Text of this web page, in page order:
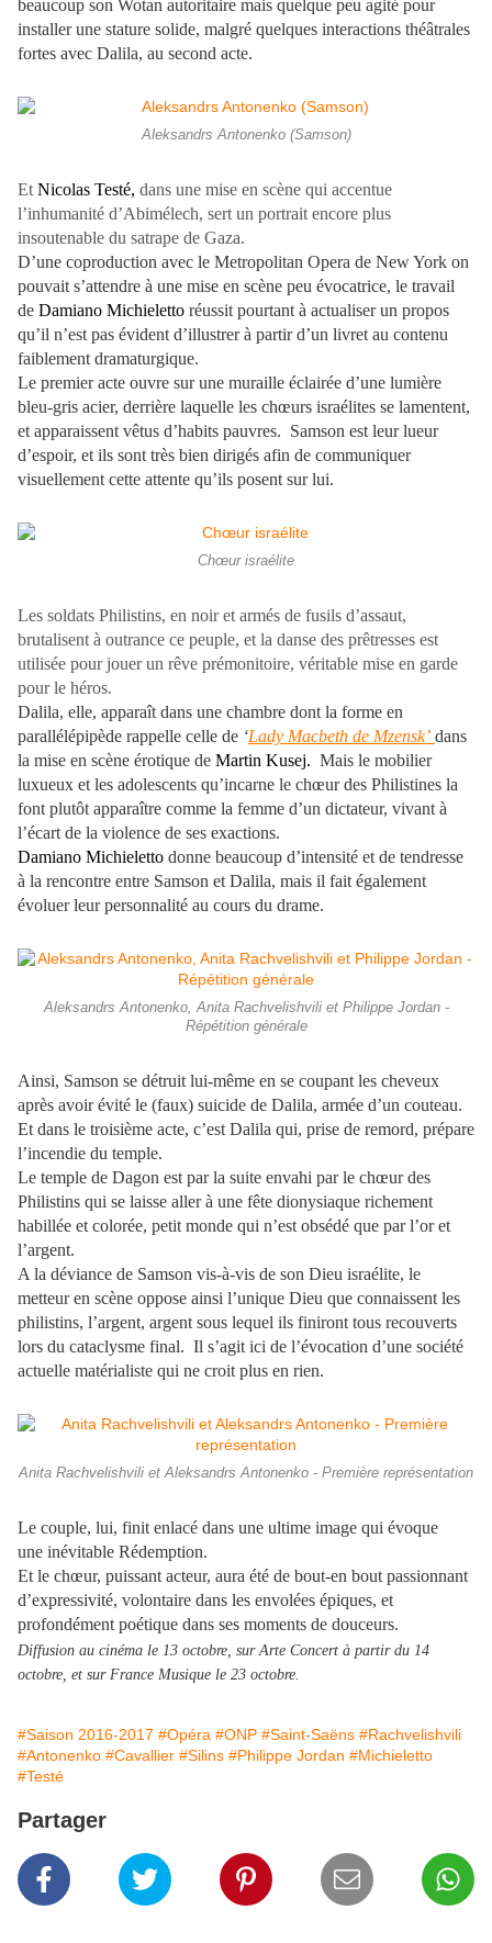
beaucoup son Wotan autoritaire mais quelque peu agité pour
installer une stature solide, malgré quelques interactions théâtrales
fortes avec Dalila, au second acte.
Aleksandrs Antonenko (Samson)
Et Nicolas Testé, dans une mise en scène qui accentue
l’inhumanité d’Abimélech, sert un portrait encore plus
insoutenable du satrape de Gaza.
D’une coproduction avec le Metropolitan Opera de New York on
pouvait s’attendre à une mise en scène peu évocatrice, le travail
de Damiano Michieletto réussit pourtant à actualiser un propos
qu’il n’est pas évident d’illustrer à partir d’un livret au contenu
faiblement dramaturgique.
Le premier acte ouvre sur une muraille éclairée d’une lumière
bleu-gris acier, derrière laquelle les chœurs israélites se lamentent,
et apparaissent vêtus d’habits pauvres. Samson est leur lueur
d’espoir, et ils sont très bien dirigés afin de communiquer
visuellement cette attente qu’ils posent sur lui.
Chœur israélite
Les soldats Philistins, en noir et armés de fusils d’assaut,
brutalisent à outrance ce peuple, et la danse des prêtresses est
utilisée pour jouer un rêve prémonitoire, véritable mise en garde
pour le héros.
Dalila, elle, apparaît dans une chambre dont la forme en
parallélépipède rappelle celle de ‘Lady Macbeth de Mzensk’ dans
la mise en scène érotique de Martin Kusej. Mais le mobilier
luxueux et les adolescents qu’incarne le chœur des Philistines la
font plutôt apparaître comme la femme d’un dictateur, vivant à
l’écart de la violence de ses exactions.
Damiano Michieletto donne beaucoup d’intensité et de tendresse
à la rencontre entre Samson et Dalila, mais il fait également
évoluer leur personnalité au cours du drame.
Aleksandrs Antonenko, Anita Rachvelishvili et Philippe Jordan -
Répétition générale
Ainsi, Samson se détruit lui-même en se coupant les cheveux
après avoir évité le (faux) suicide de Dalila, armée d’un couteau.
Et dans le troisième acte, c’est Dalila qui, prise de remord, prépare
l’incendie du temple.
Le temple de Dagon est par la suite envahi par le chœur des
Philistins qui se laisse aller à une fête dionysiaque richement
habillée et colorée, petit monde qui n’est obsédé que par l’or et
l’argent.
A la déviance de Samson vis-à-vis de son Dieu israélite, le
metteur en scène oppose ainsi l’unique Dieu que connaissent les
philistins, l’argent, argent sous lequel ils finiront tous recouverts
lors du cataclysme final. Il s’agit ici de l’évocation d’une société
actuelle matérialiste qui ne croit plus en rien.
Anita Rachvelishvili et Aleksandrs Antonenko - Première représentation
Le couple, lui, finit enlacé dans une ultime image qui évoque
une inévitable Rédemption.
Et le chœur, puissant acteur, aura été de bout-en bout passionnant
d’expressivité, volontaire dans les envolées épiques, et
profondément poétique dans ses moments de douceurs.
Diffusion au cinéma le 13 octobre, sur Arte Concert à partir du 14
octobre, et sur France Musique le 23 octobre.
#Saison 2016-2017 #Opéra #ONP #Saint-Saëns #Rachvelishvili
#Antonenko #Cavallier #Silins #Philippe Jordan #Michieletto
#Testé
Partager